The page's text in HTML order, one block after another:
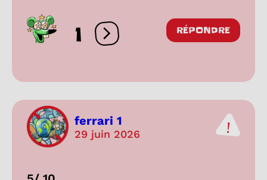
1 Ouvrir les réactions
RÉPONDRE
ferrari 1
29 juin 2026